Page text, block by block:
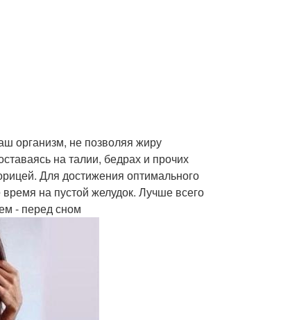
организм, не позволяя жиру
на талии, бедрах и прочих
Для достижения оптимального
на пустой желудок. Лучше всего
- перед сном